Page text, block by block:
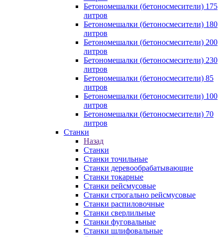
Бетономешалки (бетоносмесители) 175
литров
Бетономешалки (бетоносмесители) 180
литров
Бетономешалки (бетоносмесители) 200
литров
Бетономешалки (бетоносмесители) 230
литров
Бетономешалки (бетоносмесители) 85
литров
Бетономешалки (бетоносмесители) 100
литров
Бетономешалки (бетоносмесители) 70
литров
Станки
Назад
Станки
Станки точильные
Станки деревообрабатывающие
Станки токарные
Станки рейсмусовые
Станки строгально рейсмусовые
Станки распиловочные
Станки сверлильные
Станки фуговальные
Станки шлифовальные